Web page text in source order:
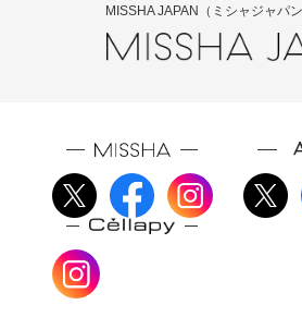
MISSHA JAPAN（ミシャジャパ